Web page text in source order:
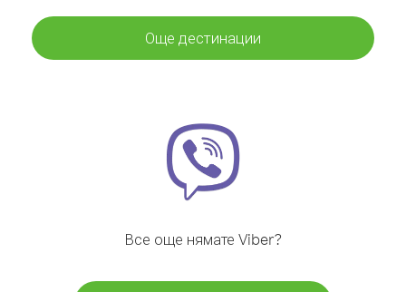
Още дестинации
Все още нямате Viber?